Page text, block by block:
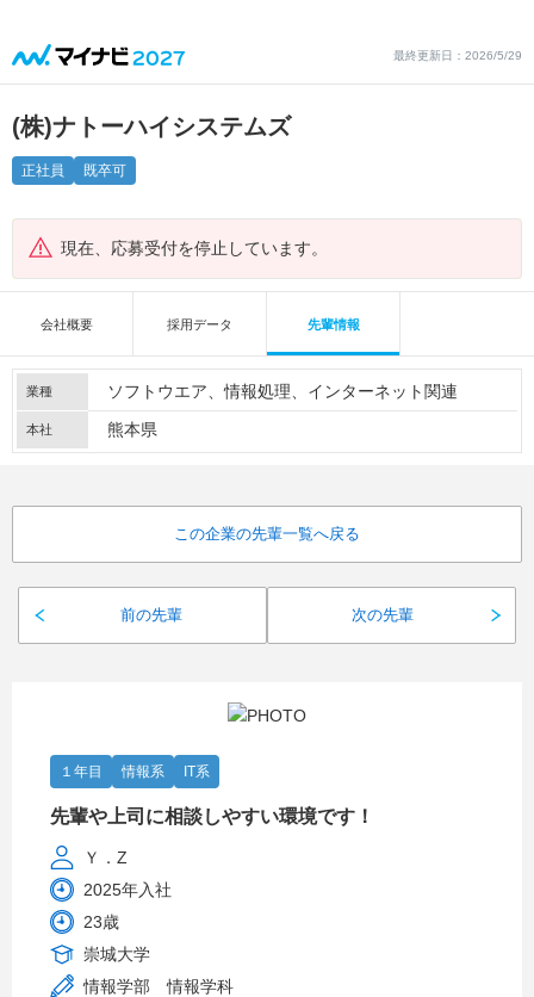
最終更新日：2026/5/29
(株)ナトーハイシステムズ
正社員 既卒可
現在、応募受付を停止しています。
会社概要 採用データ 先輩情報
業種 ソフトウエア 情報処理 インターネット関連
本社 熊本県
前の先輩
この企業の先輩一覧へ戻る
次の先輩
１年目 情報系 IT系
先輩や上司に相談しやすい環境です！
Ｙ．Z
2025年入社
23歳
崇城大学
情報学部 情報学科